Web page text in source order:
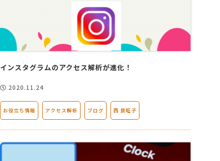
インスタグラムのアクセス解析が進化！
2020.11.24
お役立ち情報 アクセス解析 ブログ 西 良旺子